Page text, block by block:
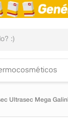
Ultrasec Mega